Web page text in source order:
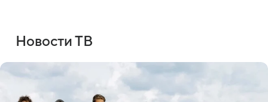
Новости ТВ